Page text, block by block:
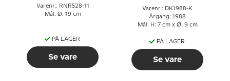
Varenr.: RNR528-11
Mål: Ø: 19 cm
PÅ LAGER
Se vare
Varenr.: DK1988-K
Årgang: 1988
Mål: H: 7 cm x Ø: 9 cm
PÅ LAGER
Se vare